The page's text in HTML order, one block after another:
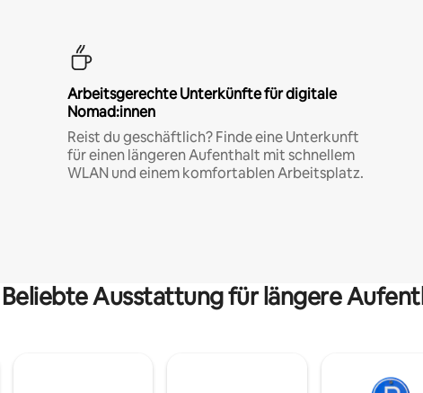
Arbeitsgerechte Unterkünfte für digitale
Nomad:innen
Reist du geschäftlich? Finde eine Unterkunft
für einen längeren Aufenthalt mit schnellem
WLAN und einem komfortablen Arbeitsplatz.
Beliebte Ausstattung für längere